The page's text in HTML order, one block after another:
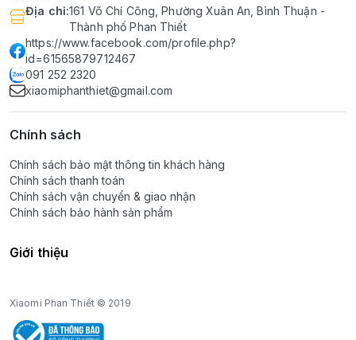
Địa chỉ:161 Võ Chí Công, Phường Xuân An, Bình Thuận -
Thành phố Phan Thiết
https://www.facebook.com/profile.php?
id=61565879712467
091 252 2320
xiaomiphanthiet@gmail.com
Chính sách
Chính sách bảo mật thông tin khách hàng
Chính sách thanh toán
Chính sách vận chuyển & giao nhận
Chính sách bảo hành sản phẩm
Giới thiệu
Xiaomi Phan Thiết © 2019